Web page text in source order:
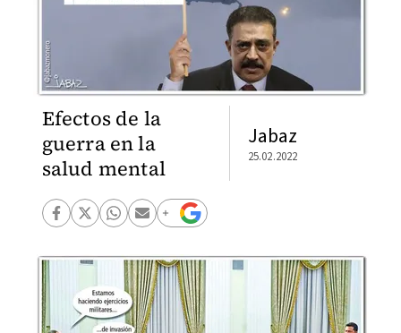
Efectos de la
guerra en la
salud mental
Jabaz
25.02.2022